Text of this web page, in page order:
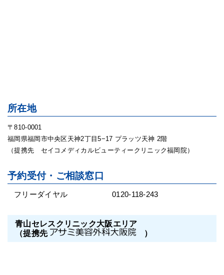
所在地
〒810-0001
福岡県福岡市中央区天神2丁目5−17 プラッツ天神 2階
（提携先 セイコメディカルビューティークリニック福岡院）
予約受付・ご相談窓口
フリーダイヤル 0120-118-243
青山セレスクリニック大阪エリア
（提携先
）